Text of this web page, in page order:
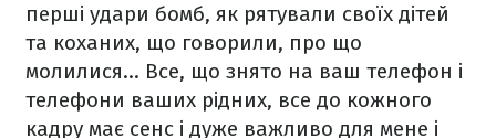
перші удари бомб, як рятували своїх дітей
та коханих, що говорили, про що
молилися… Все, що знято на ваш телефон і
телефони ваших рідних, все до кожного
кадру має сенс і дуже важливо для мене і